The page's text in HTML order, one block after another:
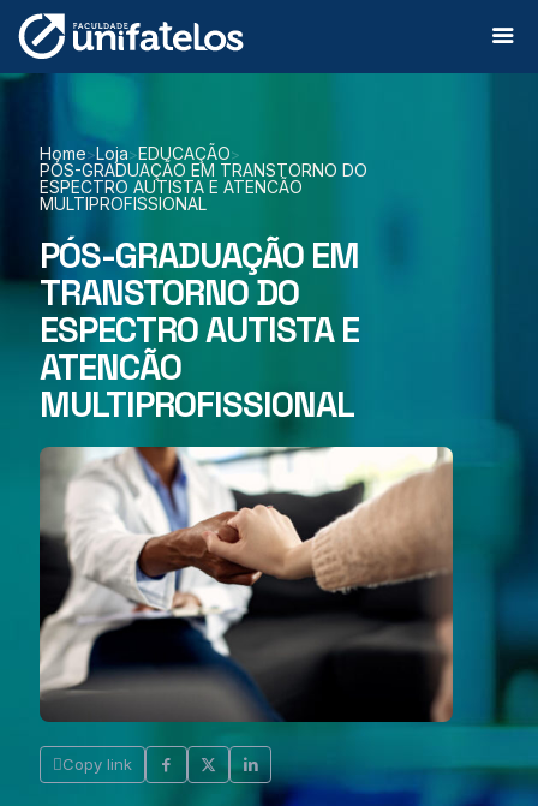
Home>Loja>EDUCAÇÃO>
PÓS-GRADUAÇÃO EM TRANSTORNO DO
ESPECTRO AUTISTA E ATENCÃO
MULTIPROFISSIONAL
PÓS-GRADUAÇÃO EM
TRANSTORNO DO
ESPECTRO AUTISTA E
ATENCÃO
MULTIPROFISSIONAL
Copy link